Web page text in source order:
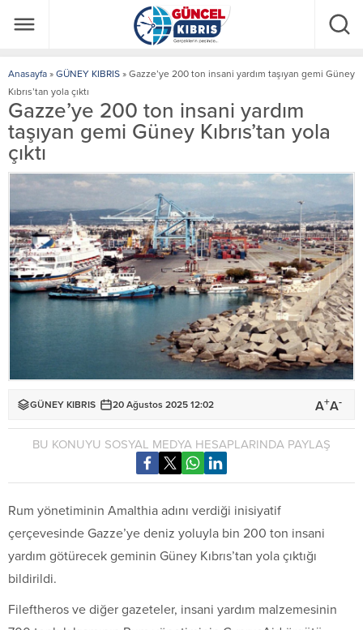
Anasayfa » GÜNEY KIBRIS » Gazze’ye 200 ton insani yardım taşıyan gemi Güney
Kıbrıs’tan yola çıktı
Gazze’ye 200 ton insani yardım
taşıyan gemi Güney Kıbrıs’tan yola
çıktı
GÜNEY KIBRIS 20 Ağustos 2025 12:02 A+A-
BU KONUYU SOSYAL MEDYA HESAPLARINDA PAYLAŞ
Rum yönetiminin Amalthia adını verdiği inisiyatif
çerçevesinde Gazze’ye deniz yoluyla bin 200 ton insani
yardım götürecek geminin Güney Kıbrıs’tan yola çıktığı
bildirildi.
Fileftheros ve diğer gazeteler, insani yardım malzemesinin